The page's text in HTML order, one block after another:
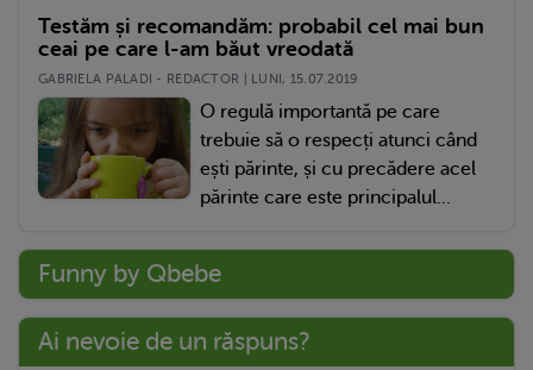
Testăm și recomandăm: probabil cel mai bun
ceai pe care l-am băut vreodată
GABRIELA PALADI - REDACTOR | LUNI, 15.07.2019
O regulă importantă pe care
trebuie să o respecți atunci când
ești părinte, și cu precădere acel
părinte care este principalul...
Funny by Qbebe
Ai nevoie de un răspuns?